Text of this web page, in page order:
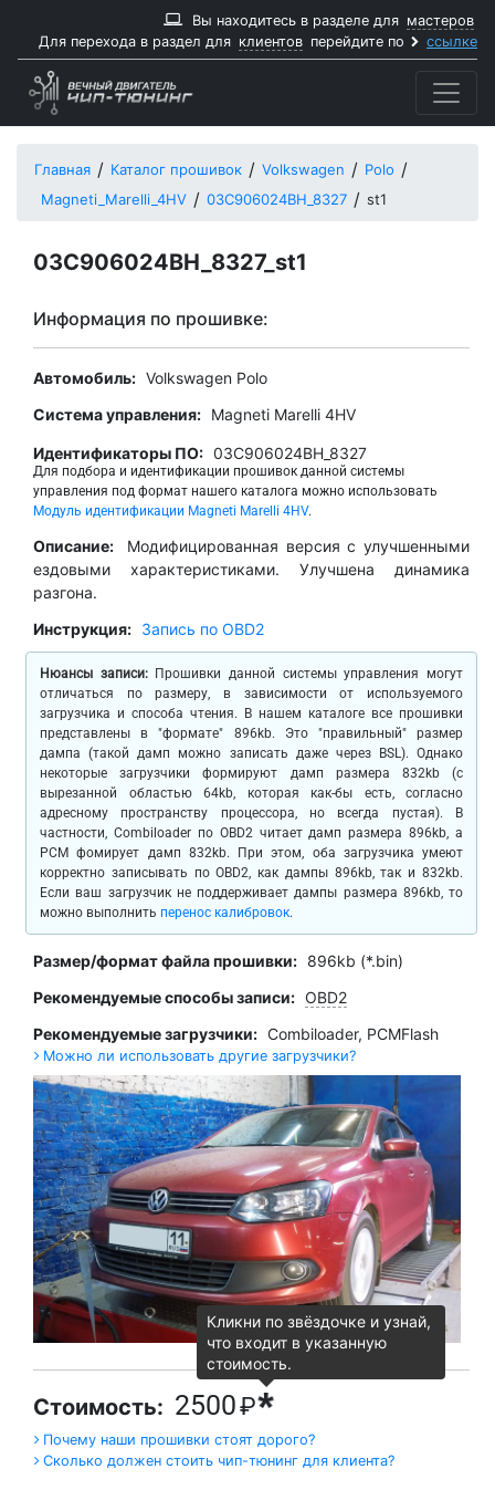
Вы находитесь в разделе для мастеров
Для перехода в раздел для клиентов перейдите по ссылке
Главная Каталог прошивок Volkswagen
Polo
Magneti_Marelli_4HV
03C906024BH_8327 st1
03C906024BH_8327_st1
Информация по прошивке:
Автомобиль: Volkswagen Polo
Система управления: Magneti Marelli 4HV
Идентификаторы ПО: 03C906024BH_8327
Для подбора и идентификации прошивок данной системы
управления под формат нашего каталога можно использовать
Модуль идентификации Magneti Marelli 4HV.
Описание:
Модифицированная версия с улучшенными
ездовыми характеристиками. Улучшена динамика
разгона.
Инструкция: Запись по OBD2
Нюансы записи:Прошивки данной системы управления могут
отличаться по размеру, в зависимости от используемого
загрузчика и способа чтения. В нашем каталоге все прошивки
представлены в "формате" 896kb. Это "правильный" размер
дампа (такой дамп можно записать даже через BSL). Однако
некоторые загрузчики формируют дамп размера 832kb (с
вырезанной областью 64kb, которая как-бы есть, согласно
адресному пространству процессора, но всегда пустая). В
частности, Combiloader по OBD2 читает дамп размера 896kb, а
PCM фомирует дамп 832kb. При этом, оба загрузчика умеют
корректно записывать по OBD2, как дампы 896kb, так и 832kb.
Если ваш загрузчик не поддерживает дампы размера 896kb, то
можно выполнить перенос калибровок.
Размер/формат файла прошивки: 896kb (*.bin)
Рекомендуемые способы записи: OBD2
Рекомендуемые загрузчики: Combiloader, PCMFlash
Можно ли использовать другие загрузчики?
Стоимость: 2500₽*
Почему наши прошивки стоят дорого?
Сколько должен стоить чип-тюнинг для клиента?
Кликни по звёздочке и узнай,
что входит в указанную
стоимость.